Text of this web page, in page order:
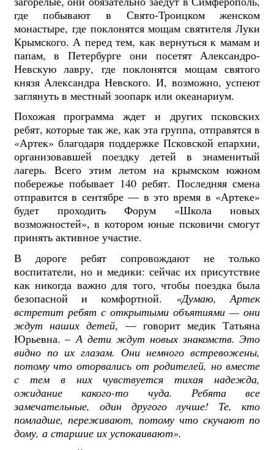
где побывают в Свято-Троицком женском
монастыре, где поклонятся мощам святителя Луки
Крымского. А перед тем, как вернуться к мамам и
папам, в Петербурге они посетят Александро-
Невскую лавру, где поклонятся мощам святого
князя Александра Невского. И, возможно, успеют
заглянуть в местный зоопарк или океанариум.
Похожая программа ждет и других псковских
ребят, которые так же, как эта группа, отправятся в
«Артек» благодаря поддержке Псковской епархии,
организовавшей поездку детей в знаменитый
лагерь. Всего этим летом на крымском южном
побережье побывает 140 ребят. Последняя смена
отправится в сентябре — в это время в «Артеке»
будет проходить Форум «Школа новых
возможностей», в котором юные псковичи смогут
принять активное участие.
В дороге ребят сопровождают не только
воспитатели, но и медики: сейчас их присутствие
как никогда важно для того, чтобы поездка была
безопасной и комфортной. «Думаю, Артек
встретит ребят с открытыми объятиями — они
ждут наших детей, — говорит медик Татьяна
Юрьевна. – А дети ждут новых знакомств. Это
видно по их глазам. Они немного встревожены,
потому что оторвались от родителей, но вместе
с тем в них чувствуется тихая надежда,
ожидание какого-то чуда. Ребята все
замечательные, один другого лучше! Те, кто
помладше, переживают, потому что скучают по
дому, а старшие их успокаивают».